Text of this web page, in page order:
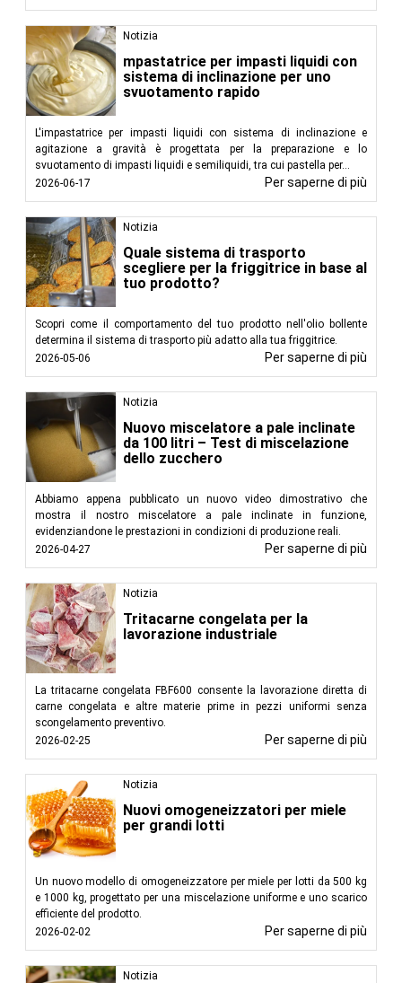
Notizia
mpastatrice per impasti liquidi con
sistema di inclinazione per uno
svuotamento rapido
L'impastatrice per impasti liquidi con sistema di inclinazione e
agitazione a gravità è progettata per la preparazione e lo
svuotamento di impasti liquidi e semiliquidi, tra cui pastella per...
2026-06-17
Per saperne di più
Notizia
Quale sistema di trasporto
scegliere per la friggitrice in base al
tuo prodotto?
Scopri come il comportamento del tuo prodotto nell'olio bollente
determina il sistema di trasporto più adatto alla tua friggitrice.
2026-05-06
Per saperne di più
Notizia
Nuovo miscelatore a pale inclinate
da 100 litri – Test di miscelazione
dello zucchero
Abbiamo appena pubblicato un nuovo video dimostrativo che
mostra il nostro miscelatore a pale inclinate in funzione,
evidenziandone le prestazioni in condizioni di produzione reali.
2026-04-27
Per saperne di più
Notizia
Tritacarne congelata per la
lavorazione industriale
La tritacarne congelata FBF600 consente la lavorazione diretta di
carne congelata e altre materie prime in pezzi uniformi senza
scongelamento preventivo.
2026-02-25
Per saperne di più
Notizia
Nuovi omogeneizzatori per miele
per grandi lotti
Un nuovo modello di omogeneizzatore per miele per lotti da 500 kg
e 1000 kg, progettato per una miscelazione uniforme e uno scarico
efficiente del prodotto.
2026-02-02
Per saperne di più
Notizia